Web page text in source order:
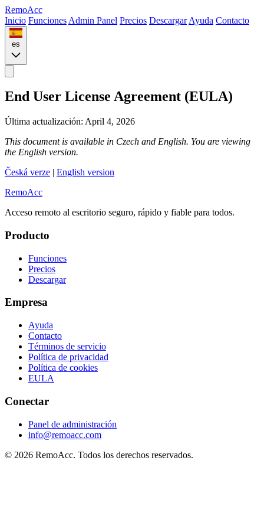
RemoAcc
Inicio Funciones Admin Panel Precios Descargar Ayuda Contacto
es
End User License Agreement (EULA)
Última actualización: April 4, 2026
This document is available in Czech and English. You are viewing
the English version.
Česká verze | English version
RemoAcc
Acceso remoto al escritorio seguro, rápido y fiable para todos.
Producto
Funciones
Precios
Descargar
Empresa
Ayuda
Contacto
Términos de servicio
Política de privacidad
Política de cookies
EULA
Conectar
Panel de administración
info@remoacc.com
© 2026 RemoAcc. Todos los derechos reservados.